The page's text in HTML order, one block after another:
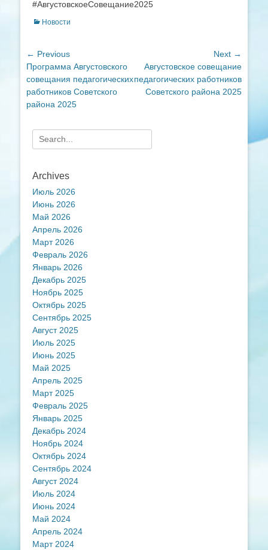
#АвгустовскоеСовещание2025
Categories
Новости
Навигация
по
записям
← Previous
Previous
post:
Программа Августовского
совещания педагогических
работников Советского
района 2025
Next →
Next
post:
Августовское совещание
педагогических работников
Советского района 2025
Search
for:
Archives
Июль 2026
Июнь 2026
Май 2026
Апрель 2026
Март 2026
Февраль 2026
Январь 2026
Декабрь 2025
Ноябрь 2025
Октябрь 2025
Сентябрь 2025
Август 2025
Июль 2025
Июнь 2025
Май 2025
Апрель 2025
Март 2025
Февраль 2025
Январь 2025
Декабрь 2024
Ноябрь 2024
Октябрь 2024
Сентябрь 2024
Август 2024
Июль 2024
Июнь 2024
Май 2024
Апрель 2024
Март 2024